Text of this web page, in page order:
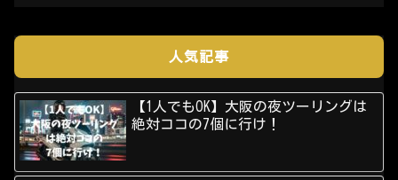
人気記事
【1人でもOK】大阪の夜ツーリングは
絶対ココの7個に行け！